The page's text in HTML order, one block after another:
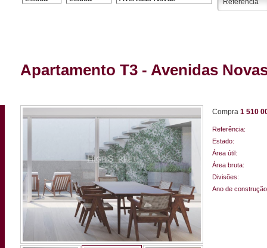
Apartamento T3 - Avenidas
Compra 1 510
Referência:
Estado:
Área útil:
Área bruta:
Divisões:
Ano de